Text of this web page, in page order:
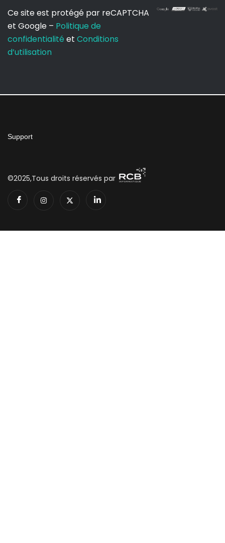
Ce site est protégé par reCAPTCHA
et Google – Politique de
confidentialité et Conditions
d’utilisation
Support
©2025,Tous droits réservés par